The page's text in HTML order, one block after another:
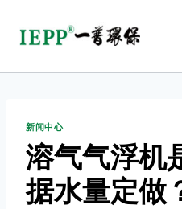
新闻中心
溶气气浮机
据水量定做